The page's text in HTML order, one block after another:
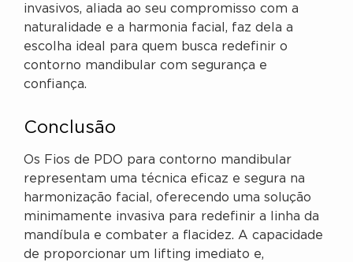
invasivos, aliada ao seu compromisso com a
naturalidade e a harmonia facial, faz dela a
escolha ideal para quem busca redefinir o
contorno mandibular com segurança e
confiança.
Conclusão
Os Fios de PDO para contorno mandibular
representam uma técnica eficaz e segura na
harmonização facial, oferecendo uma solução
minimamente invasiva para redefinir a linha da
mandíbula e combater a flacidez. A capacidade
de proporcionar um lifting imediato e,